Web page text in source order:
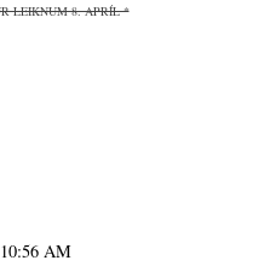
LEIKNUM 8. APRÍL *
AM